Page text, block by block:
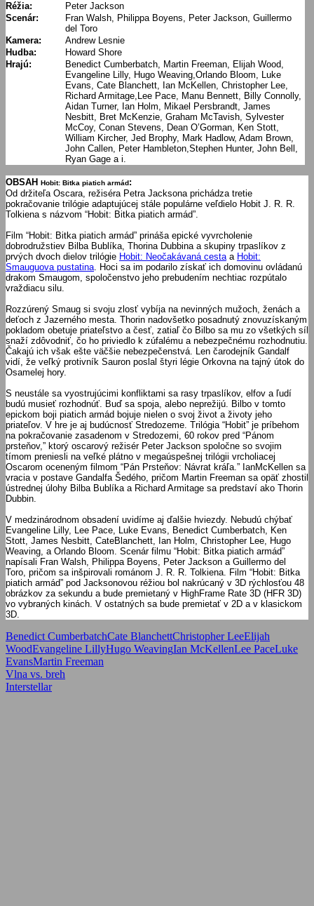
Réžia:
Peter Jackson
Scenár:
Fran Walsh, Philippa Boyens, Peter Jackson, Guillermo
del Toro
Kamera:
Andrew Lesnie
Hudba:
Howard Shore
Hrajú:
Benedict Cumberbatch, Martin Freeman, Elijah Wood,
Evangeline Lilly, Hugo Weaving,Orlando Bloom, Luke
Evans, Cate Blanchett, Ian McKellen, Christopher Lee,
Richard Armitage,Lee Pace, Manu Bennett, Billy Connolly,
Aidan Turner, Ian Holm, Mikael Persbrandt, James
Nesbitt, Bret McKenzie, Graham McTavish, Sylvester
McCoy, Conan Stevens, Dean O’Gorman, Ken Stott,
William Kircher, Jed Brophy, Mark Hadlow, Adam Brown,
John Callen, Peter Hambleton,Stephen Hunter, John Bell,
Ryan Gage a i.
OBSAH Hobit: Bitka piatich armád :
Od držiteľa Oscara, režiséra Petra Jacksona prichádza tretie
pokračovanie trilógie adaptujúcej stále populárne veľdielo Hobit J. R. R.
Tolkiena s názvom “Hobit: Bitka piatich armád”.
Film “Hobit: Bitka piatich armád” prináša epické vyvrcholenie
dobrodružstiev Bilba Bublíka, Thorina Dubbina a skupiny trpaslíkov z
prvých dvoch dielov trilógie Hobit: Neočakávaná cestaa Hobit:
Smauguova pustatina. Hoci sa im podarilo získať ich domovinu ovládanú
drakom Smaugom, spoločenstvo jeho prebudením nechtiac rozpútalo
vraždiacu silu.
Rozzúrený Smaug si svoju zlosť vybíja na nevinných mužoch, ženách a
deťoch z Jazerného mesta. Thorin nadovšetko posadnutý znovuzískaným
pokladom obetuje priateľstvo a česť, zatiaľ čo Bilbo sa mu zo všetkých síl
snaží zdôvodniť, čo ho priviedlo k zúfalému a nebezpečnému rozhodnutiu.
Čakajú ich však ešte väčšie nebezpečenstvá. Len čarodejník Gandalf
vidí, že veľký protivník Sauron poslal štyri légie Orkovna na tajný útok do
Osamelej hory.
S neustále sa vyostrujúcimi konfliktami sa rasy trpaslíkov, elfov a ľudí
budú musieť rozhodnúť. Buď sa spoja, alebo neprežijú. Bilbo v tomto
epickom boji piatich armád bojuje nielen o svoj život a životy jeho
priateľov. V hre je aj budúcnosť Stredozeme. Trilógia “Hobit” je príbehom
na pokračovanie zasadenom v Stredozemi, 60 rokov pred “Pánom
prsteňov,” ktorý oscarový režisér Peter Jackson spoločne so svojim
tímom preniesli na veľké plátno v megaúspešnej trilógii vrcholiacej
Oscarom oceneným filmom “Pán Prsteňov: Návrat kráľa.” IanMcKellen sa
vracia v postave Gandalfa Šedého, pričom Martin Freeman sa opäť zhostil
ústrednej úlohy Bilba Bublíka a Richard Armitage sa predstaví ako Thorin
Dubbin.
V medzinárodnom obsadení uvidíme aj ďalšie hviezdy. Nebudú chýbať
Evangeline Lilly, Lee Pace, Luke Evans, Benedict Cumberbatch, Ken
Stott, James Nesbitt, CateBlanchett, Ian Holm, Christopher Lee, Hugo
Weaving, a Orlando Bloom. Scenár filmu “Hobit: Bitka piatich armád”
napísali Fran Walsh, Philippa Boyens, Peter Jackson a Guillermo del
Toro, pričom sa inšpirovali románom J. R. R. Tolkiena. Film “Hobit: Bitka
piatich armád” pod Jacksonovou réžiou bol nakrúcaný v 3D rýchlosťou 48
obrázkov za sekundu a bude premietaný v HighFrame Rate 3D (HFR 3D)
vo vybraných kinách. V ostatných sa bude premietať v 2D a v klasickom
3D.
Benedict CumberbatchCate BlanchettChristopher LeeElijah
WoodEvangeline LillyHugo WeavingIan McKellenLee PaceLuke
EvansMartin Freeman
Navigácia
v
Previous
Post:
Vlna vs. breh
Next
Interstellar